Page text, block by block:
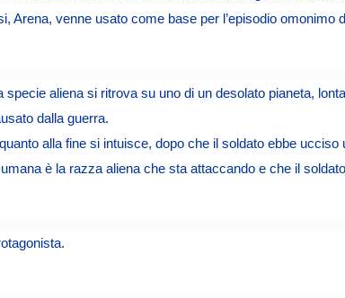
Arena, venne usato come base per l’episodio omonimo
specie aliena si ritrova su uno di un desolato pianeta,
dalla guerra.
alla fine si intuisce, dopo che il soldato ebbe
è la razza aliena che sta attaccando e che il